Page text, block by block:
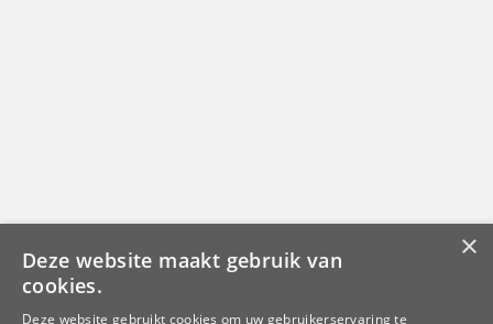
×
Deze website maakt gebruik van
cookies.
Deze website gebruikt cookies om uw gebruikerservaring te